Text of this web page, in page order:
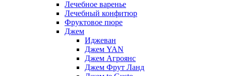
Лечебное варенье
Лечебный конфитюр
Фруктовое пюре
Джем
Иджеван
Джем YAN
Джем Агроянс
Джем Фрут Ланд